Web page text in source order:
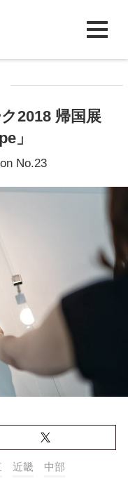
2018 帰国展
」
No.23
近畿 中部